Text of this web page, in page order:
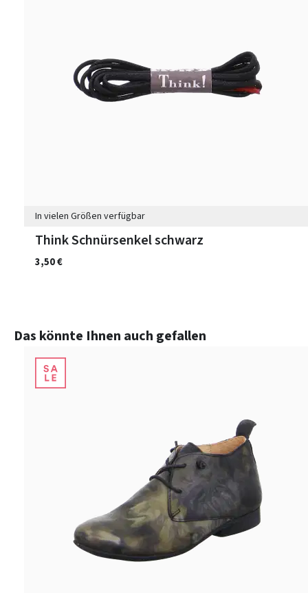
In vielen Größen verfügbar
Think Schnürsenkel schwarz
3,50 €
Produktgalerie überspringen
Das könnte Ihnen auch gefallen